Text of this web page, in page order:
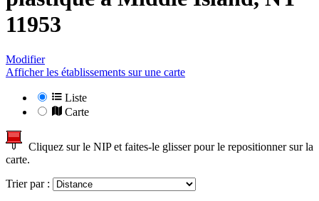
11953
Modifier
Afficher les établissements sur une carte
Liste
Carte
Cliquez sur le NIP et faites-le glisser pour le repositionner sur la
carte.
Trier par :